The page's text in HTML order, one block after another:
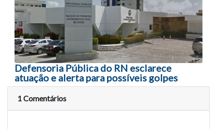
Defensoria Pública do RN esclarece
atuação e alerta para possíveis golpes
1 Comentários